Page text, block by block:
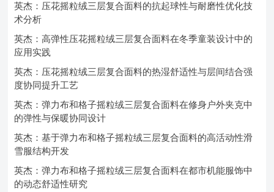
英杰：压花摇粒绒三层复合面料的抗起球性与耐磨性优化技
术分析
英杰：高弹性压花摇粒绒三层复合面料在冬季童装设计中的
应用实践
英杰：压花摇粒绒三层复合面料的热湿舒适性与层间结合强
度协同提升工艺
英杰：弹力布和格子摇粒绒三层复合面料在修身户外夹克中
的弹性与保暖协同设计
英杰：基于弹力布和格子摇粒绒三层复合面料的高活动性滑
雪服结构开发
英杰：弹力布和格子摇粒绒三层复合面料在都市机能服饰中
的动态舒适性研究